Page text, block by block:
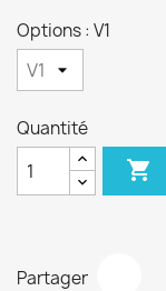
Options : V1
Quantité

Partager